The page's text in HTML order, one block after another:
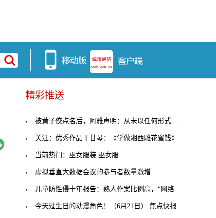
精彩推送
被黄子佼点名后，阿雅声明：从未以任何形式使用违禁
关注：优秀作品丨甘琴：《学做湘西雕花蜜饯》
当前热门：巫女服装 巫女服
虚拟垂直大数据会议的参与者数量激增
儿童防性侵十年报告：熟人作案比例高，“网络性侵”
今天过生日的动漫角色！（6月21日） 焦点快报